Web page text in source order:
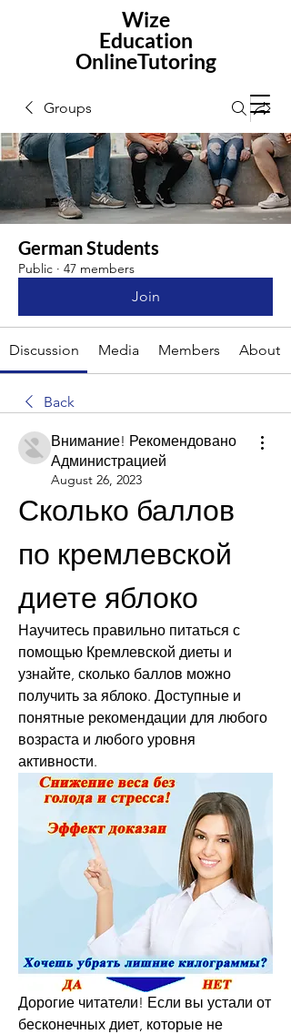
Wize
Education
OnlineTutoring
Groups
German Students
Public · 47 members
Join
Discussion Media Members About
Back
Внимание! Рекомендовано
Администрацией
August 26, 2023
Сколько баллов
по кремлевской
диете яблоко
Научитесь правильно питаться с
помощью Кремлевской диеты и
узнайте, сколько баллов можно
получить за яблоко. Доступные и
понятные рекомендации для любого
возраста и любого уровня
активности.
Дорогие читатели! Если вы устали от
бесконечных диет, которые не